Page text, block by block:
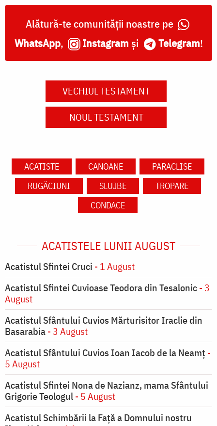
Alătură-te comunității noastre pe
WhatsApp, Instagram și Telegram!
VECHIUL TESTAMENT
NOUL TESTAMENT
ACATISTE CANOANE
PARACLISE
RUGĂCIUNI
SLUJBE
TROPARE
CONDACE
ACATISTELE LUNII AUGUST
Acatistul Sfintei Cruci - 1 August
Acatistul Sfintei Cuvioase Teodora din Tesalonic- 3
August
Acatistul Sfântului Cuvios Mărturisitor Iraclie din
Basarabia- 3 August
Acatistul Sfântului Cuvios Ioan Iacob de la Neamț -
5 August
Acatistul Sfintei Nona de Nazianz, mama Sfântului
Grigorie Teologul- 5 August
Acatistul Schimbării la Faţă a Domnului nostru